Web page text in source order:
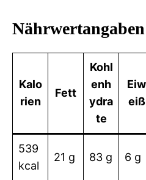
Kalo
rien
Fett
Kohl
enh
ydra
te
Eiw
eiß
539
kcal
21 g 83 g 6 g